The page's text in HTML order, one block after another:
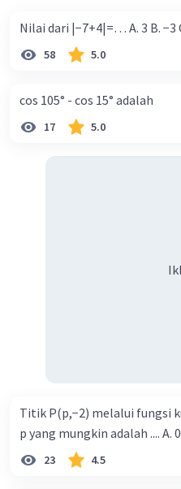
Nilai dari
58 5.0
cos 105° - cos 15° adalah
17 5.0
Titik P(p,−2) melalui fungsi
p yang mungkin adalah .... A. 0
23 4.5